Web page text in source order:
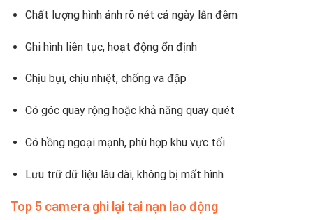
Chất lượng hình ảnh rõ nét cả ngày lẫn đêm
Ghi hình liên tục, hoạt động ổn định
Chịu bụi, chịu nhiệt, chống va đập
Có góc quay rộng hoặc khả năng quay quét
Có hồng ngoại mạnh, phù hợp khu vực tối
Lưu trữ dữ liệu lâu dài, không bị mất hình
Top 5 camera ghi lại tai nạn lao động